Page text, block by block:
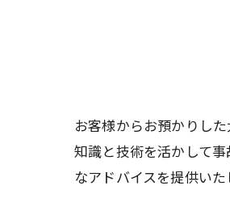
お客様からお預かりし
知識と技術を活かして
なアドバイスを提供いた